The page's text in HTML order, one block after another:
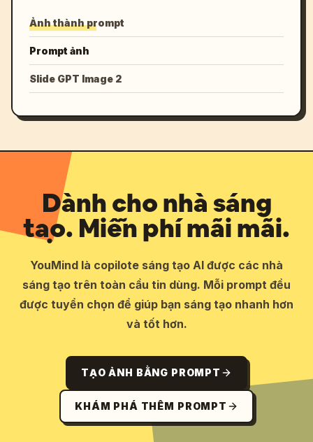
Ảnh thành prompt
Prompt ảnh
Slide GPT Image 2
Dành cho nhà sáng
tạo. Miễn phí mãi mãi.
YouMind là copilote sáng tạo AI được các nhà
sáng tạo trên toàn cầu tin dùng. Mỗi prompt đều
được tuyển chọn để giúp bạn sáng tạo nhanh hơn
và tốt hơn.
TẠO ẢNH BẰNG PROMPT
KHÁM PHÁ THÊM PROMPT